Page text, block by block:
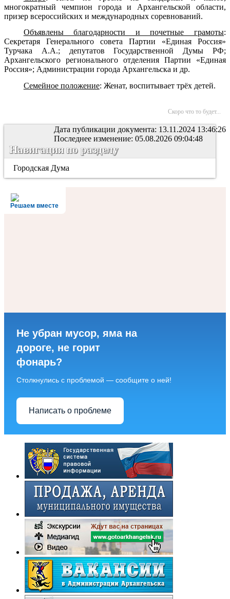
многократный чемпион города и Архангельской области,
призер всероссийских и международных соревнований.
Объявлены благодарности и почетные грамоты:
Секретаря Генерального совета Партии «Единая Россия»
Турчака А.А.; депутатов Государственной Думы РФ;
Архангельского регионального отделения Партии «Единая
Россия»; Администрации города Архангельска и др.
Семейное положение: Женат, воспитывает трёх детей.
Скоро что то будет...
Дата публикации документа: 13.11.2024 13:46:26
Последнее изменение: 05.08.2026 09:04:48
Навигация по разделу
Городская Дума
Решаем вместе
Не убран мусор, яма на
дороге, не горит
фонарь?
Столкнулись с проблемой — сообщите о ней!
Написать о проблеме